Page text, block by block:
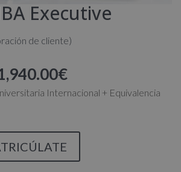
Executive
de cliente)
€El
precio
1,940.00€.
Internacional + Equivalencia